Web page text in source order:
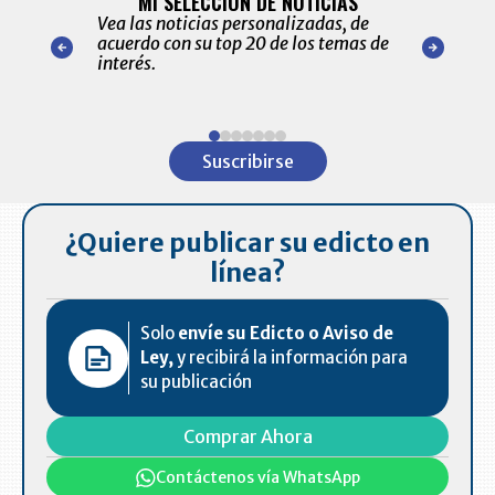
nuestro
para
Vea las noticias personalizadas, de
acuerdo con su top 20 de los temas de
interés.
de las
Suscribirse
¿Quiere publicar su edicto en
línea?
Solo envíe su Edicto o Aviso de
Ley,y recibirá la información para
su publicación
Comprar Ahora
Contáctenos vía WhatsApp